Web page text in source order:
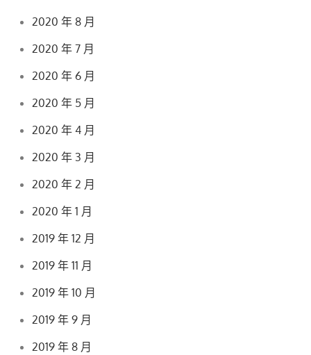
2020 年 8 月
2020 年 7 月
2020 年 6 月
2020 年 5 月
2020 年 4 月
2020 年 3 月
2020 年 2 月
2020 年 1 月
2019 年 12 月
2019 年 11 月
2019 年 10 月
2019 年 9 月
2019 年 8 月